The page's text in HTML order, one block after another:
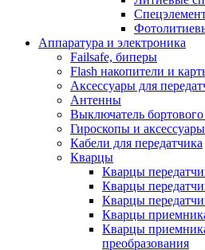
Аппаратура и электроника
Failsafe, биперы
Flash накопители и
Аксессуары для
Антенны
Выключатель
Гироскопы и аксессуары
Кабели для передатчика
Кварцы
Кварцы
Кварцы
Кварцы
Кварцы
Кварцы
преобразования